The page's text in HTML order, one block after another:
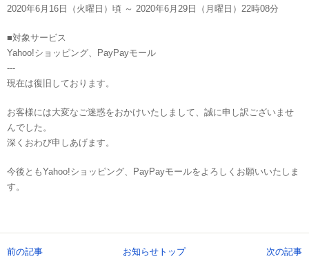
2020年6月16日（火曜日）頃 ～ 2020年6月29日（月曜日）22時08分
■対象サービス
Yahoo!ショッピング、PayPayモール
---
現在は復旧しております。
お客様には大変なご迷惑をおかけいたしまして、誠に申し訳ございませ
んでした。
深くおわび申しあげます。
今後ともYahoo!ショッピング、PayPayモールをよろしくお願いいたしま
す。
前の記事 お知らせトップ 次の記事